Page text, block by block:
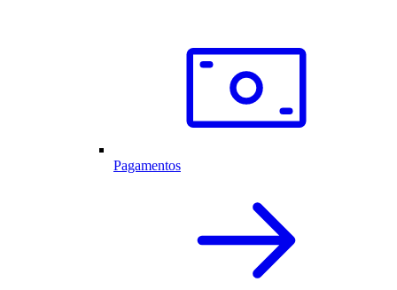
Pagamentos